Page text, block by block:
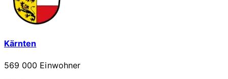
Kärnten
569 000 Einwohner